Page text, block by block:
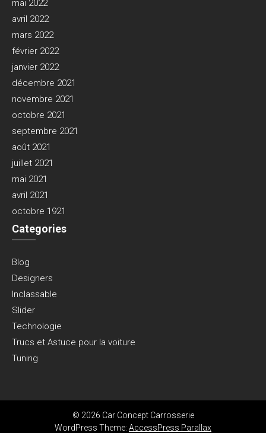
mai 2022
avril 2022
mars 2022
février 2022
janvier 2022
décembre 2021
novembre 2021
octobre 2021
septembre 2021
août 2021
juillet 2021
mai 2021
avril 2021
octobre 1921
Categories
Blog
Designers
Inclassable
Slider
Technologie
Trucs et Astuce pour la voiture
Tuning
© 2026 Car Concept Carrosserie
WordPress Theme: AccessPress Parallax